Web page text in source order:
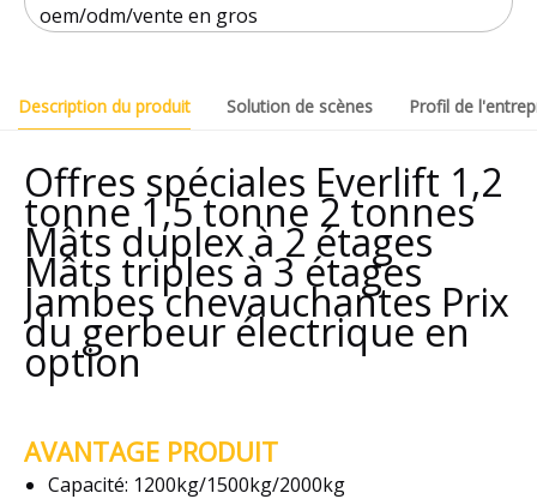
oem/odm/vente en gros
Description du produit Solution de scènes Profil de
Offres spéciales Everlift 1,2
tonne 1,5 tonne 2 tonnes
Mâts duplex à 2 étages
Mâts triples à 3 étages
Jambes chevauchantes Prix
du gerbeur électrique en
option
AVANTAGE PRODUIT
Capacité: 1200kg/1500kg/2000kg